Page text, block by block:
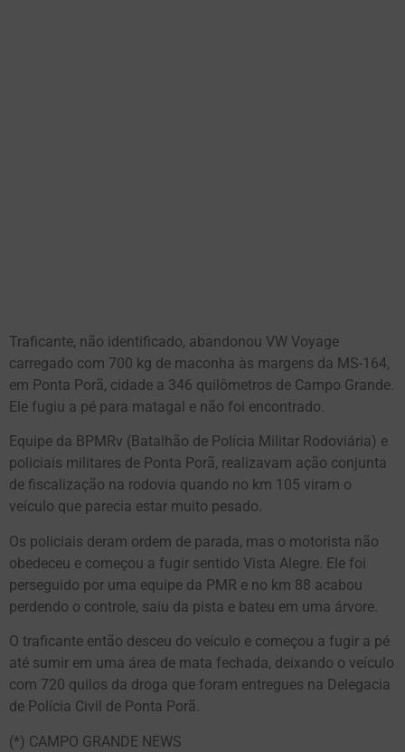
Traficante, não identificado, abandonou VW Voyage
carregado com 700 kg de maconha às margens da MS-164,
em Ponta Porã, cidade a 346 quilômetros de Campo Grande.
Ele fugiu a pé para matagal e não foi encontrado.
Equipe da BPMRv (Batalhão de Polícia Militar Rodoviária) e
policiais militares de Ponta Porã, realizavam ação conjunta
de fiscalização na rodovia quando no km 105 viram o
veículo que parecia estar muito pesado.
Os policiais deram ordem de parada, mas o motorista não
obedeceu e começou a fugir sentido Vista Alegre. Ele foi
perseguido por uma equipe da PMR e no km 88 acabou
perdendo o controle, saiu da pista e bateu em uma árvore.
O traficante então desceu do veículo e começou a fugir a pé
até sumir em uma área de mata fechada, deixando o veículo
com 720 quilos da droga que foram entregues na Delegacia
de Polícia Civil de Ponta Porã.
(*) CAMPO GRANDE NEWS